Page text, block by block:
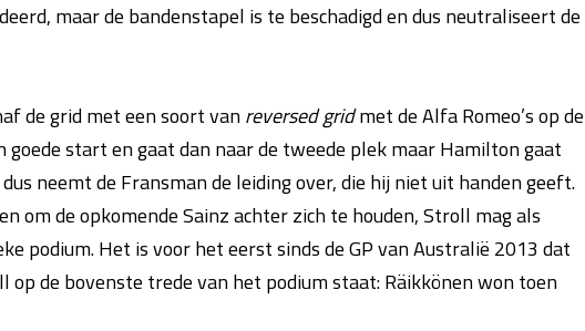
maar de bandenstapel is te beschadigd en dus neutraliseert de
de grid met een soort vanreversed gridmet de Alfa Romeo’s op de
goede start en gaat dan naar de tweede plek maar Hamilton gaat
neemt de Fransman de leiding over, die hij niet uit handen geeft.
om de opkomende Sainz achter zich te houden, Stroll mag als
podium. Het is voor het eerst sinds de GP van Australië 2013 dat
op de bovenste trede van het podium staat: Räikkönen won toen